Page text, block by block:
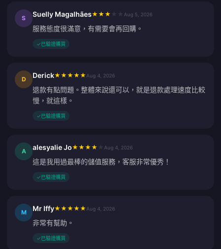
S Suelly Magalhães★ ★ ★ Aug 5, 2026
服務態度很滿意，有需要會再回購。
✓已驗證購買
D Derick★ ★ ★ ★ ★ Aug 4, 2026
退款有點問題。整體來說還可以，就是退款處理速度比較
慢，就這樣。
✓已驗證購買
A alesyalie Jo★ ★ ★ ★ Aug 4, 2026
這是我用過最棒的儲值服務，客服非常優秀！
✓已驗證購買
M Mr Iffy★ ★ ★ ★ ★ Aug 4, 2026
非常有幫助。
✓已驗證購買